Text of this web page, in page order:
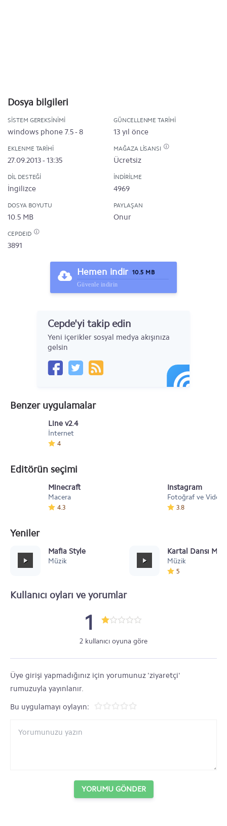
Dosya bilgileri
SISTEM GEREKSINIMI
windows phone 7.5 - 8
GÜNCELLENME TARIHI
13 yıl önce
EKLENME TARIHI
27.09.2013 - 13:35
MAĞAZA LISANSI
Ücretsiz
DIL DESTEĞI
İngilizce
İNDIRILME
4969
DOSYA BOYUTU
10.5 MB
PAYLAŞAN
Onur
CEPDEID
3891
Hemen indir 10.5 MB
Güvenle indirin
Cepde'yi takip edin
Yeni içerikler sosyal medya akışınıza
gelsin
Benzer uygulamalar
Line v2.4
İnternet
4
Editörün seçimi
Minecraft
Macera
4.3
Instagram
Fotoğraf ve Video
3.8
Yeniler
Mafia Style
Müzik
Kartal Dansı
Müzik
5
Kullanıcı oyları ve yorumlar
1
2 kullanıcı oyuna göre
Üye girişi yapmadığınız için yorumunuz 'ziyaretçi'
rumuzuyla yayınlanır.
Bu uygulamayı oylayın:
YORUMU GÖNDER